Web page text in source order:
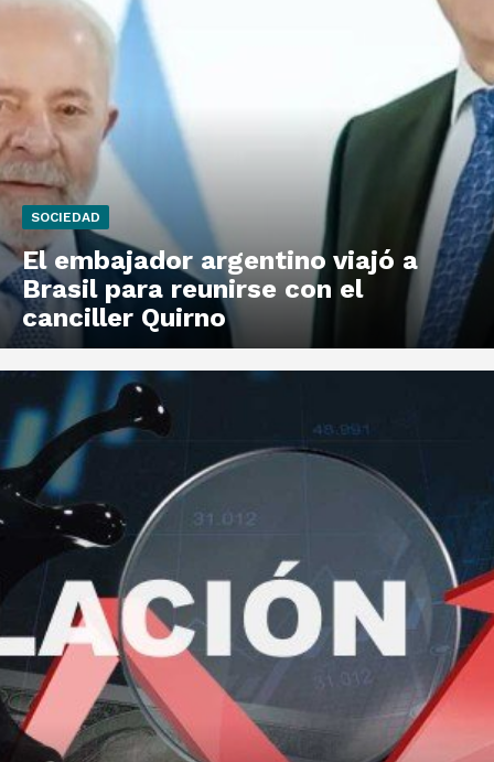
SOCIEDAD
El embajador argentino viajó a
Brasil para reunirse con el
canciller Quirno